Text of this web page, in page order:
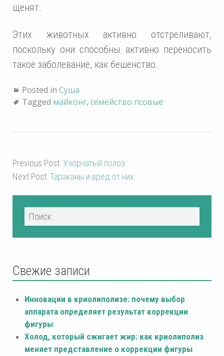
щенят.
Этих животных активно отстреливают,
поскольку они способны активно переносить
такое заболевание, как бешенство.
Posted in Суша
Tagged майконг, семейство псовые
Previous Post: Узорчатый полоз
Next Post: Тараканы и вред от них.
Свежие записи
Инновации в криолиполизе: почему выбор
аппарата определяет результат коррекции
фигуры
Холод, который сжигает жир: как криолиполиз
меняет представление о коррекции фигуры